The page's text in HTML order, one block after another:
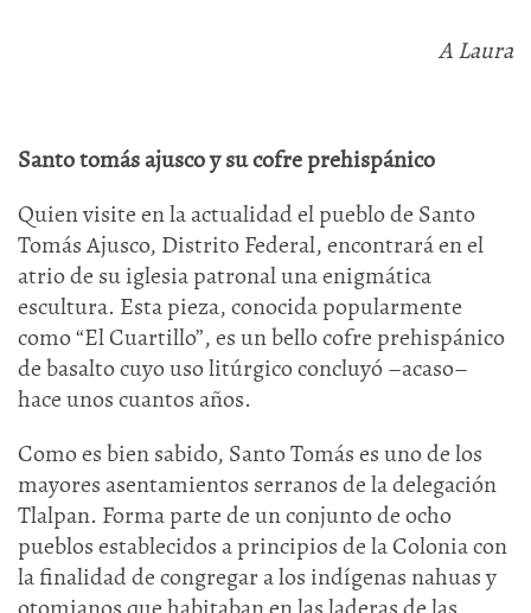
A Laura
Santo tomás ajusco y su cofre prehispánico
Quien visite en la actualidad el pueblo de Santo
Tomás Ajusco, Distrito Federal, encontrará en el
atrio de su iglesia patronal una enigmática
escultura. Esta pieza, conocida popularmente
como “El Cuartillo”, es un bello cofre prehispánico
de basalto cuyo uso litúrgico concluyó –acaso–
hace unos cuantos años.
Como es bien sabido, Santo Tomás es uno de los
mayores asentamientos serranos de la delegación
Tlalpan. Forma parte de un conjunto de ocho
pueblos establecidos a principios de la Colonia con
la finalidad de congregar a los indígenas nahuas y